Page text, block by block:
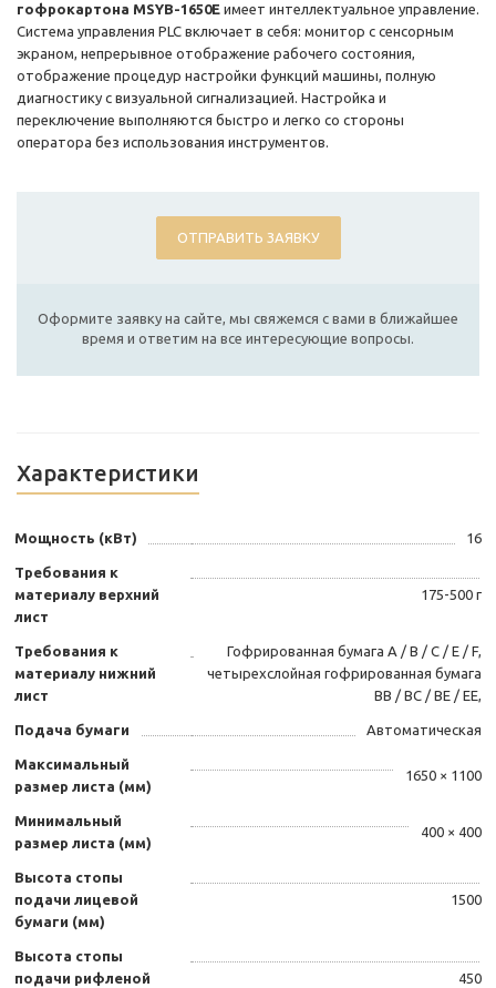
гофрокартона MSYB-1650E имеет интеллектуальное управление.
Система управления PLC включает в себя: монитор с сенсорным
экраном, непрерывное отображение рабочего состояния,
отображение процедур настройки функций машины, полную
диагностику с визуальной сигнализацией. Настройка и
переключение выполняются быстро и легко со стороны
оператора без использования инструментов.
ОТПРАВИТЬ ЗАЯВКУ
Оформите заявку на сайте, мы свяжемся с вами в ближайшее
время и ответим на все интересующие вопросы.
Характеристики
Мощность (кВт) 16
Требования к
материалу верхний
лист
175-500 г
Требования к
материалу нижний
лист
Гофрированная бумага A / B / C / E / F,
четырехслойная гофрированная бумага
BB / BC / BE / EE,
Подача бумаги Автоматическая
Максимальный
размер листа (мм)
1650 × 1100
Минимальный
размер листа (мм)
400 × 400
Высота стопы
подачи лицевой
бумаги (мм)
1500
Высота стопы
подачи рифленой
450